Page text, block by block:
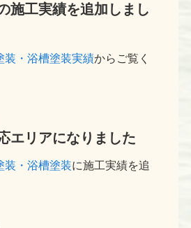
施工実績を追加しまし
装・浴槽塗装実績からご覧く
エリアになりました
装・浴槽塗装に施工実績を追